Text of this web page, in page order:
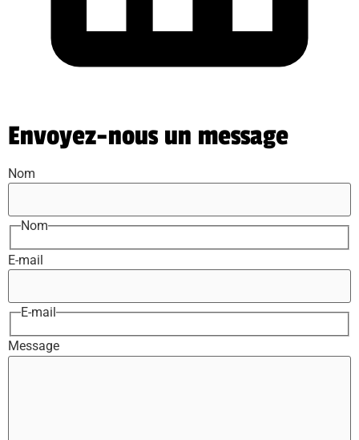
Envoyez-nous un message
Nom
Nom
E-mail
E-mail
Message